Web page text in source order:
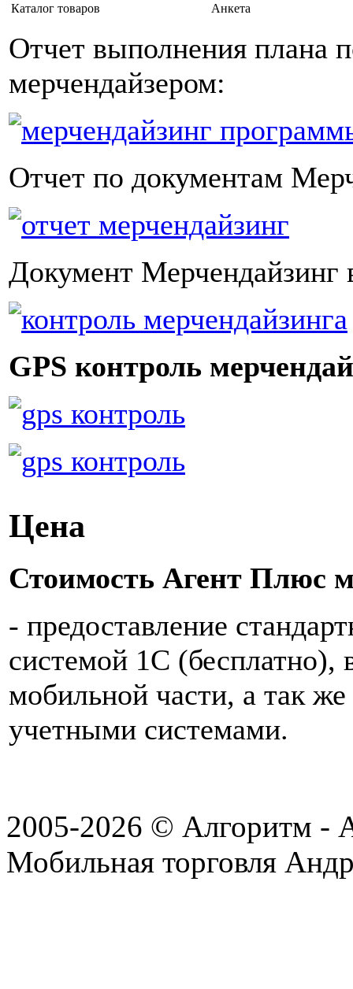
Каталог товаров Анкета
Отчет выполнения плана
мерчендайзером:
Отчет по документам
Документ
GPS контроль
Цена
Стоимость Агент Плюс
- предоставление
системой 1С (бесплатно),
мобильной части, а так
учетными системами.
2005-2026 © Алгоритм -
Мобильная торговля